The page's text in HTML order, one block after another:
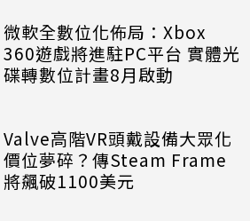
微軟全數位化佈局：Xbox
360遊戲將進駐PC平台 實體光
碟轉數位計畫8月啟動
Valve高階VR頭戴設備大眾化
價位夢碎？傳Steam Frame
將飆破1100美元